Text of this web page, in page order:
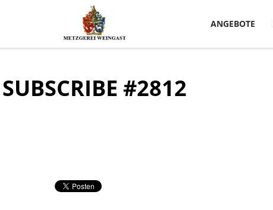
ANGEBOTE
SUBSCRIBE #2812